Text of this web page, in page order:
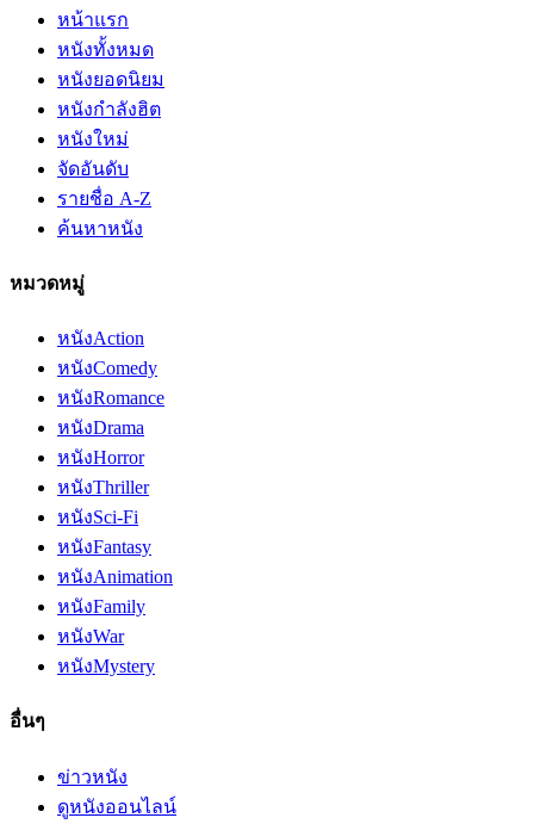
หน้าแรก
หนังทั้งหมด
หนังยอดนิยม
หนังกำลังฮิต
หนังใหม่
จัดอันดับ
รายชื่อ A-Z
ค้นหาหนัง
หมวดหมู่
หนังAction
หนังComedy
หนังRomance
หนังDrama
หนังHorror
หนังThriller
หนังSci-Fi
หนังFantasy
หนังAnimation
หนังFamily
หนังWar
หนังMystery
อื่นๆ
ข่าวหนัง
ดูหนังออนไลน์